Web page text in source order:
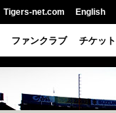
Tigers-net.com English
ファンクラブ チケット